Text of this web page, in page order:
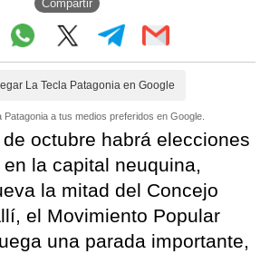
Compartir
La Tecla Patagonia en Google
Patagonia a tus medios preferidos en Google.
octubre habrá elecciones
la capital neuquina,
la mitad del Concejo
el Movimiento Popular
una parada importante,